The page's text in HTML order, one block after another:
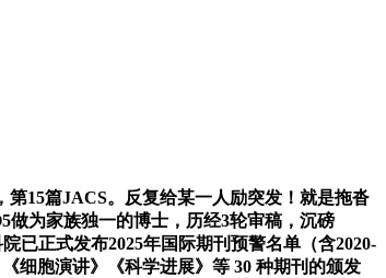
15篇JACS。反复给某一人励突发！就是拖沓
做为家族独一的博士，历经3轮审稿，沉磅
已正式发布2025年国际期刊预警名单（含2020-
细胞演讲》《科学进展》等 30 种期刊的颁发